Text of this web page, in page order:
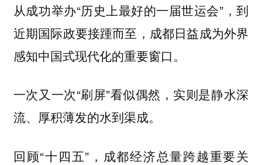
从成功举办“历史上最好的一届世运会”，到
近期国际政要接踵而至，成都日益成为外界
感知中国式现代化的重要窗口。
一次又一次“刷屏”看似偶然，实则是静水深
流、厚积薄发的水到渠成。
回顾“十四五”，成都经济总量跨越重要关